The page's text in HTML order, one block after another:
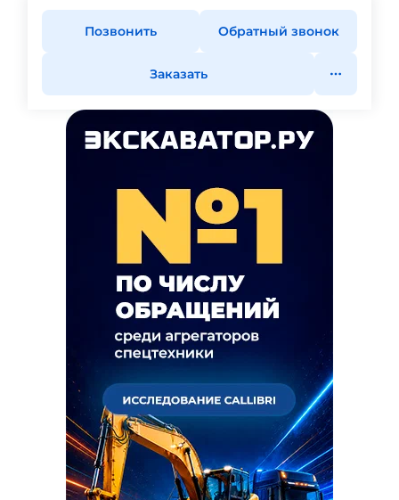
Позвонить Обратный звонок
Заказать